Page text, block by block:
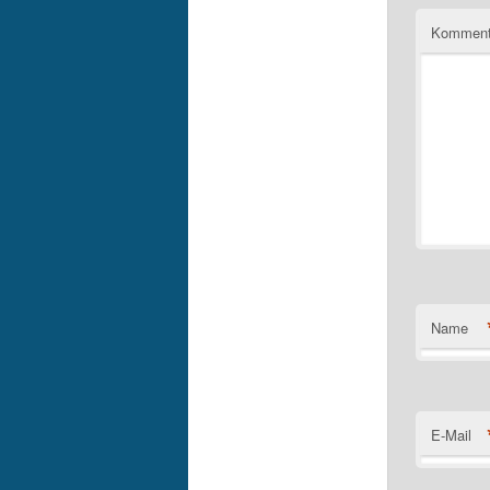
Name
E-Mail